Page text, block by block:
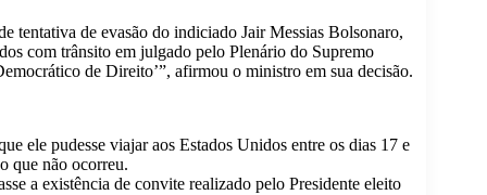
tentativa de evasão do indiciado Jair Messias Bolsonaro,
com trânsito em julgado pelo Plenário do Supremo
de Direito’”, afirmou o ministro em sua decisão.
ele pudesse viajar aos Estados Unidos entre os dias 17 e
que não ocorreu.
a existência de convite realizado pelo Presidente eleito